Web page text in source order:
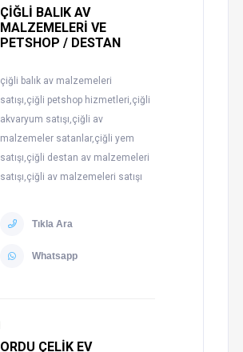
ÇİĞLİ BALIK AV
MALZEMELERİ VE
PETSHOP / DESTAN
çiğli balık av malzemeleri
satışı,çiğli petshop hizmetleri,çiğli
akvaryum satışı,çiğli av
malzemeler satanlar,çiğli yem
satışı,çiğli destan av malzemeleri
satışı,çiğli av malzemeleri satışı
Tıkla Ara
Whatsapp
ORDU ÇELİK EV